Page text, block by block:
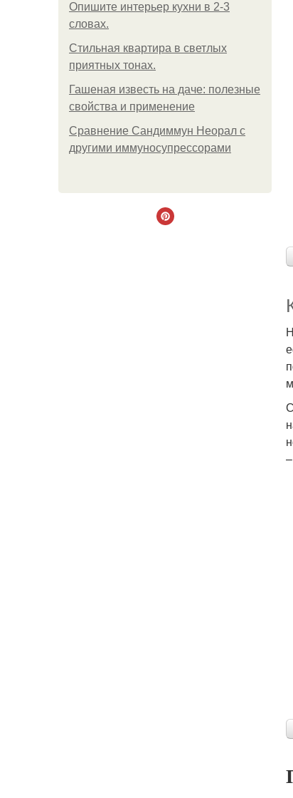
Опишите интерьер кухни в 2-3
словах.
Стильная квартира в светлых
приятных тонах.
Гашеная известь на даче: полезные
свойства и применение
Сравнение Сандиммун Неорал с
другими иммуносупрессорами